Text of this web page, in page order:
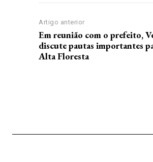
Artigo anterior
Em reunião com o prefeito,
discute pautas importantes
Alta Floresta